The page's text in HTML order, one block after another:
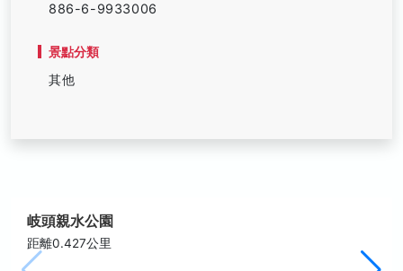
886-6-9933006
景點分類
其他
岐頭親水公園
距離0.427公里